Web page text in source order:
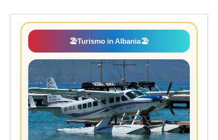
🏖️Turismo in Albania🏖️